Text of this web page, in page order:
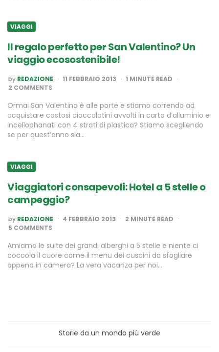
VIAGGI
Il regalo perfetto per San Valentino? Un
viaggio ecosostenibile!
POSTED
BY
by REDAZIONE 11 FEBBRAIO 2013 1 MINUTE READ
2 COMMENTS
Ormai San Valentino è alle porte e stiamo correndo ad
acquistare costosi cioccolatini avvolti in carta d’alluminio e
incellophanati con 4 strati di plastica? Stiamo scegliendo
se per quest’anno sia…
VIAGGI
Viaggiatori consapevoli: Hotel a 5 stelle o
campeggio?
POSTED
BY
by REDAZIONE 4 FEBBRAIO 2013 2 MINUTE READ
5 COMMENTS
Amiamo le suite dei grandi alberghi a 5 stelle e niente ci
coccola il cuore come il menu dei cuscini da sfogliare
appena in camera? La vera vacanza per noi…
Storie da un mondo più verde